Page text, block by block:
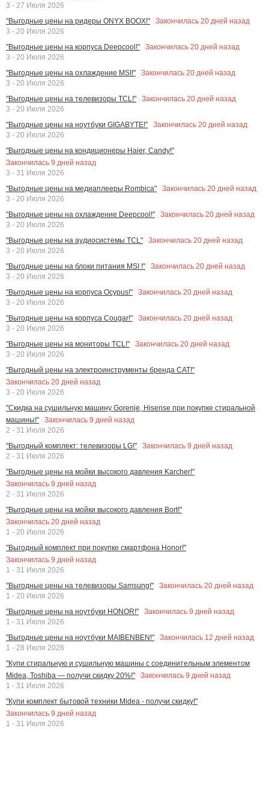
3 - 27 Июля 2026
"Выгодные цены на ридеры ONYX BOOX!"
Закончилась 20 дней назад
3 - 20 Июля 2026
"Выгодные цены на корпуса Deepcool!"
Закончилась 20 дней назад
3 - 20 Июля 2026
"Выгодные цены на охлаждение MSI!"
Закончилась 20 дней назад
3 - 20 Июля 2026
"Выгодные цены на телевизоры TCL!"
Закончилась 20 дней назад
3 - 20 Июля 2026
"Выгодные цены на ноутбуки GIGABYTE!"
Закончилась 20 дней назад
3 - 20 Июля 2026
"Выгодные цены на кондиционеры Haier, Candy!"
Закончилась 9 дней назад
3 - 31 Июля 2026
"Выгодные цены на медиаплееры Rombica"
Закончилась 20 дней назад
3 - 20 Июля 2026
"Выгодные цены на охлаждение Deepcool!"
Закончилась 20 дней назад
3 - 20 Июля 2026
"Выгодные цены на аудиосистемы TCL"
Закончилась 20 дней назад
3 - 20 Июля 2026
"Выгодные цены на блоки питания MSI !"
Закончилась 20 дней назад
3 - 20 Июля 2026
"Выгодные цены на корпуса Ocypus!"
Закончилась 20 дней назад
3 - 20 Июля 2026
"Выгодные цены на корпуса Cougar!"
Закончилась 20 дней назад
3 - 20 Июля 2026
"Выгодные цены на мониторы TCL!"
Закончилась 20 дней назад
3 - 20 Июля 2026
"Выгодный цены на электроинструменты бренда CAT!"
Закончилась 20 дней назад
3 - 20 Июля 2026
"Скидка на сушильную машину Gorenje, Hisense при покупке стиральной
машины!"
Закончилась 9 дней назад
2 - 31 Июля 2026
"Выгодный комплект: телевизоры LG!"
Закончилась 9 дней назад
2 - 31 Июля 2026
"Выгодные цены на мойки высокого давления Karcher!"
Закончилась 9 дней назад
2 - 31 Июля 2026
"Выгодные цены на мойки высокого давления Bort!"
Закончилась 20 дней назад
1 - 20 Июля 2026
"Выгодный комплект при покупке смартфона Honor!"
Закончилась 9 дней назад
1 - 31 Июля 2026
"Выгодные цены на телевизоры Samsung!"
Закончилась 20 дней назад
1 - 20 Июля 2026
"Выгодные цены на ноутбуки HONOR!"
Закончилась 9 дней назад
1 - 31 Июля 2026
"Выгодные цены на ноутбуки MAIBENBEN!"
Закончилась 12 дней назад
1 - 28 Июля 2026
"Купи стиральную и сушильную машины с соединительным элементом
Midea, Toshiba — получи скидку 20%!"
Закончилась 9 дней назад
1 - 31 Июля 2026
"Купи комплект бытовой техники Midea - получи скидку!"
Закончилась 9 дней назад
1 - 31 Июля 2026